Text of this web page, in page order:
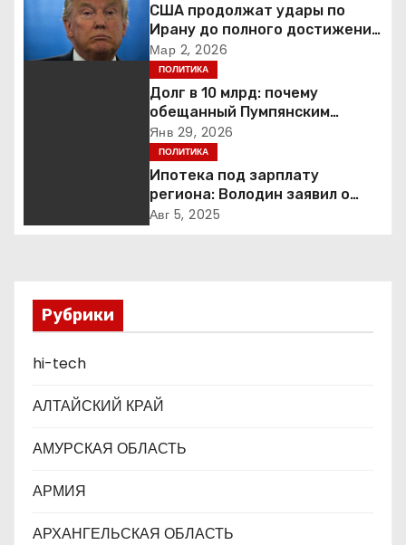
а
ц
о
а
п
и
с
я
м
США продолжат удары по
Ирану до полного достижения
целей — Трамп
Мар 2, 2026
ПОЛИТИКА
Долг в 10 млрд: почему
обещанный Пумпянским
научный центр в
Екатеринбурге так и не
построен
Янв 29, 2026
ПОЛИТИКА
Ипотека под зарплату
региона: Володин заявил о
планах дифференцировать
Авг 5, 2025
Рубрики
hi-tech
АЛТАЙСКИЙ КРАЙ
АМУРСКАЯ ОБЛАСТЬ
АРМИЯ
АРХАНГЕЛЬСКАЯ ОБЛАСТЬ